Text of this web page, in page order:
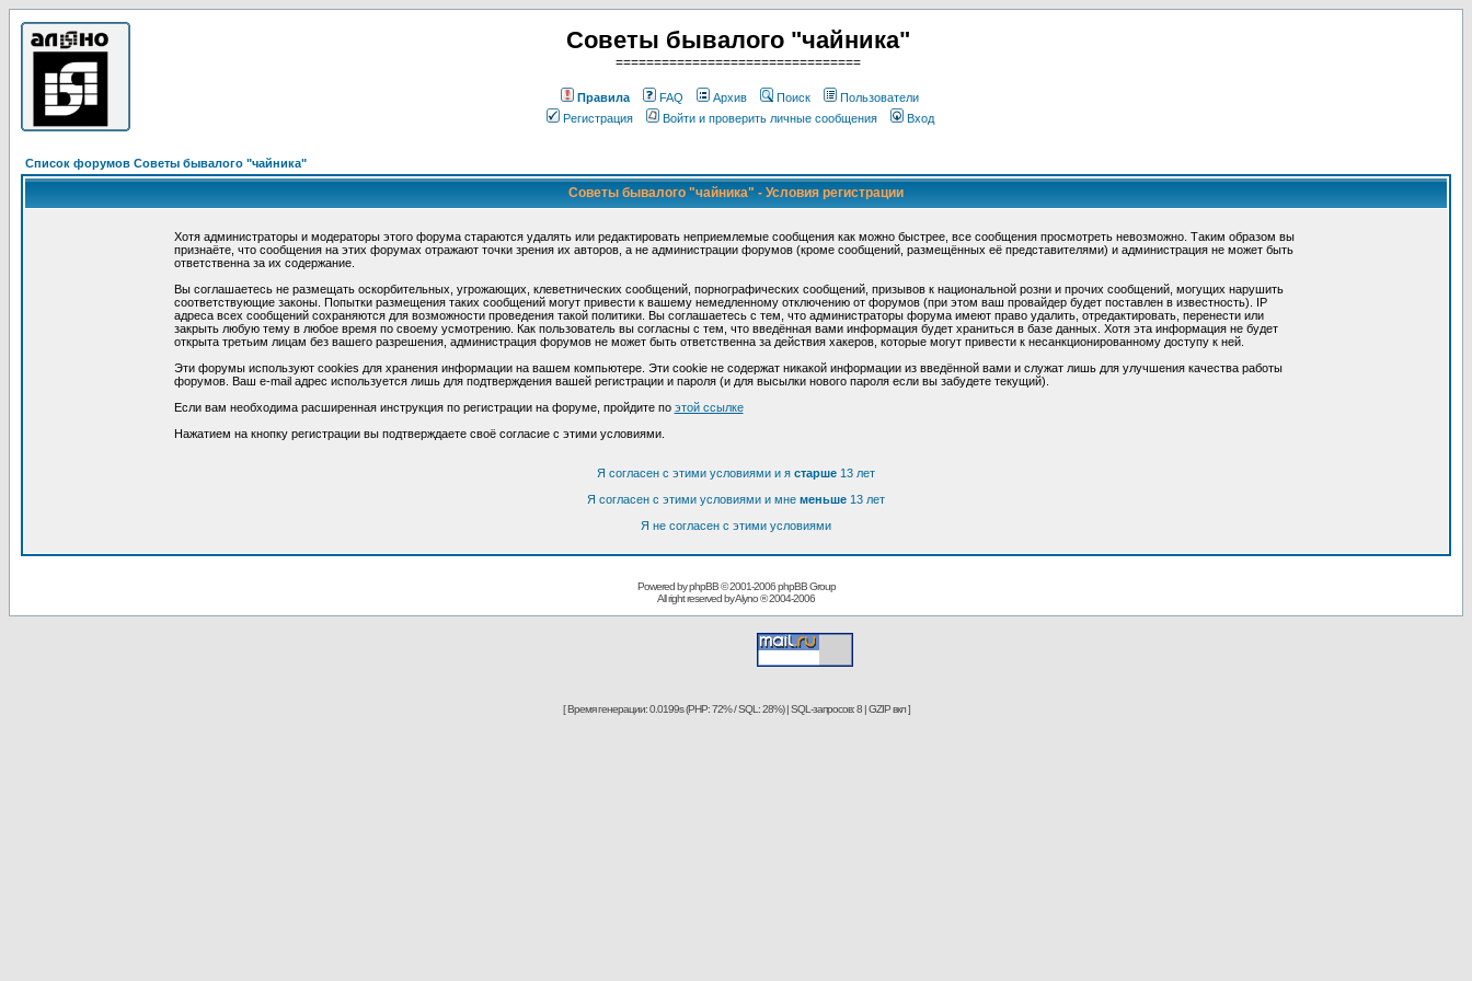
Советы бывалого "чайника"
================================
Правила FAQ Архив Поиск
Пользователи
Регистрация
Войти и проверить личные сообщения Вход
Список форумов Советы бывалого "чайника"
Советы бывалого "чайника" - Условия регистрации
Хотя администраторы и модераторы этого форума стараются удалять или редактировать неприемлемые сообщения как можно быстрее, все сообщения просмотреть невозможно. Таким образом вы
признаёте, что сообщения на этих форумах отражают точки зрения их авторов, а не администрации форумов (кроме сообщений, размещённых её представителями) и администрация не может быть
ответственна за их содержание.
Вы соглашаетесь не размещать оскорбительных, угрожающих, клеветнических сообщений, порнографических сообщений, призывов к национальной розни и прочих сообщений, могущих нарушить
соответствующие законы. Попытки размещения таких сообщений могут привести к вашему немедленному отключению от форумов (при этом ваш провайдер будет поставлен в известность). IP
адреса всех сообщений сохраняются для возможности проведения такой политики. Вы соглашаетесь с тем, что администраторы форума имеют право удалить, отредактировать, перенести или
закрыть любую тему в любое время по своему усмотрению. Как пользователь вы согласны с тем, что введённая вами информация будет храниться в базе данных. Хотя эта информация не будет
открыта третьим лицам без вашего разрешения, администрация форумов не может быть ответственна за действия хакеров, которые могут привести к несанкционированному доступу к ней.
Эти форумы используют cookies для хранения информации на вашем компьютере. Эти cookie не содержат никакой информации из введённой вами и служат лишь для улучшения качества работы
форумов. Ваш e-mail адрес используется лишь для подтверждения вашей регистрации и пароля (и для высылки нового пароля если вы забудете текущий).
Если вам необходима расширенная инструкция по регистрации на форуме, пройдите по этой ссылке
Нажатием на кнопку регистрации вы подтверждаете своё согласие с этими условиями.
Я согласен с этими условиями и я старше 13 лет
Я согласен с этими условиями и мне меньше 13 лет
Я не согласен с этими условиями
Powered by phpBB © 2001-2006phpBB Group
All right reserved byAlyno® 2004-2006
[ Время генерации: 0.0199s (PHP: 72% / SQL: 28%) | SQL-запросов: 8 | GZIP вкл ]